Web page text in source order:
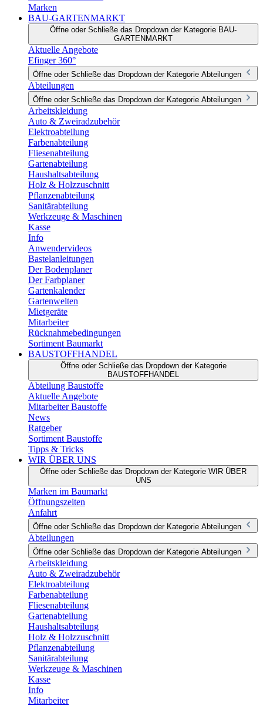
Marken
BAU-GARTENMARKT
Öffne oder Schließe das Dropdown der Kategorie BAU-
GARTENMARKT
Aktuelle Angebote
Efinger 360°
Öffne oder Schließe das Dropdown der Kategorie Abteilungen
Abteilungen
Öffne oder Schließe das Dropdown der Kategorie Abteilungen
Arbeitskleidung
Auto & Zweiradzubehör
Elektroabteilung
Farbenabteilung
Fliesenabteilung
Gartenabteilung
Haushaltsabteilung
Holz & Holzzuschnitt
Pflanzenabteilung
Sanitärabteilung
Werkzeuge & Maschinen
Kasse
Info
Anwendervideos
Bastelanleitungen
Der Bodenplaner
Der Farbplaner
Gartenkalender
Gartenwelten
Mietgeräte
Mitarbeiter
Rücknahmebedingungen
Sortiment Baumarkt
BAUSTOFFHANDEL
Öffne oder Schließe das Dropdown der Kategorie
BAUSTOFFHANDEL
Abteilung Baustoffe
Aktuelle Angebote
Mitarbeiter Baustoffe
News
Ratgeber
Sortiment Baustoffe
Tipps & Tricks
WIR ÜBER UNS
Öffne oder Schließe das Dropdown der Kategorie WIR ÜBER
UNS
Marken im Baumarkt
Öffnungszeiten
Anfahrt
Öffne oder Schließe das Dropdown der Kategorie Abteilungen
Abteilungen
Öffne oder Schließe das Dropdown der Kategorie Abteilungen
Arbeitskleidung
Auto & Zweiradzubehör
Elektroabteilung
Farbenabteilung
Fliesenabteilung
Gartenabteilung
Haushaltsabteilung
Holz & Holzzuschnitt
Pflanzenabteilung
Sanitärabteilung
Werkzeuge & Maschinen
Kasse
Info
Mitarbeiter